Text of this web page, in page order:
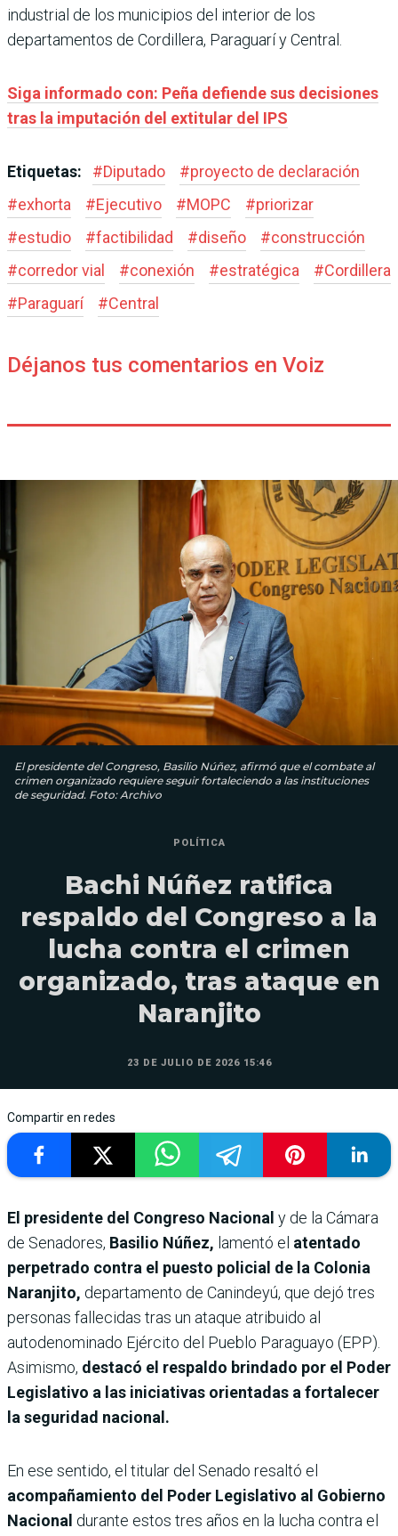
industrial de los municipios del interior de los
departamentos de Cordillera, Paraguarí y Central.
Siga informado con: Peña defiende sus decisiones
tras la imputación del extitular del IPS
Etiquetas: #Diputado #proyecto de declaración
#exhorta #Ejecutivo #MOPC #priorizar
#estudio #factibilidad #diseño #construcción
#corredor vial #conexión #estratégica #Cordillera
#Paraguarí #Central
Déjanos tus comentarios en Voiz
El presidente del Congreso, Basilio Núñez, afirmó que el combate al
crimen organizado requiere seguir fortaleciendo a las instituciones
de seguridad. Foto: Archivo
POLÍTICA
Bachi Núñez ratifica
respaldo del Congreso a la
lucha contra el crimen
organizado, tras ataque en
Naranjito
23 DE JULIO DE 2026 15:46
Compartir en redes
El presidente del Congreso Nacional y de la Cámara
de Senadores, Basilio Núñez, lamentó el atentado
perpetrado contra el puesto policial de la Colonia
Naranjito, departamento de Canindeyú, que dejó tres
personas fallecidas tras un ataque atribuido al
autodenominado Ejército del Pueblo Paraguayo (EPP).
Asimismo, destacó el respaldo brindado por el Poder
Legislativo a las iniciativas orientadas a fortalecer
la seguridad nacional.
En ese sentido, el titular del Senado resaltó el
acompañamiento del Poder Legislativo al Gobierno
Nacional durante estos tres años en la lucha contra el